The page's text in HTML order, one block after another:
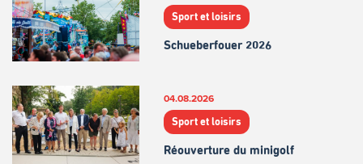
Sport et loisirs
Schueberfouer 2026
04.08.2026
Sport et loisirs
Réouverture du minigolf